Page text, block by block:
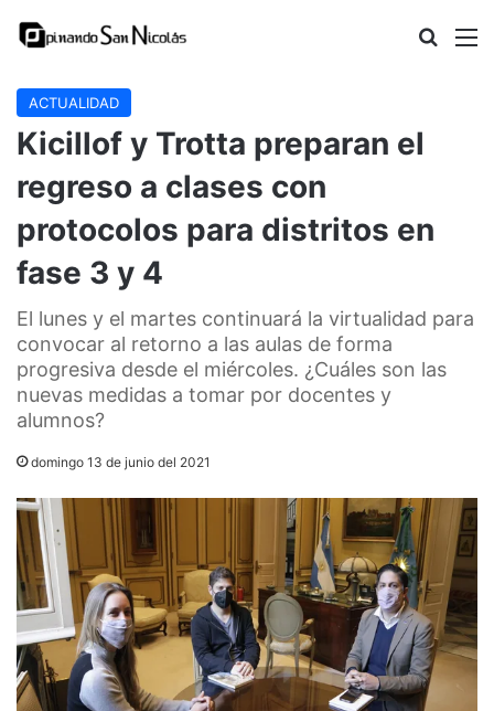
Buscar
ACTUALIDAD
Kicillof y Trotta preparan el
regreso a clases con
protocolos para distritos en
fase 3 y 4
El lunes y el martes continuará la virtualidad para
convocar al retorno a las aulas de forma
progresiva desde el miércoles. ¿Cuáles son las
nuevas medidas a tomar por docentes y
alumnos?
domingo 13 de junio del 2021